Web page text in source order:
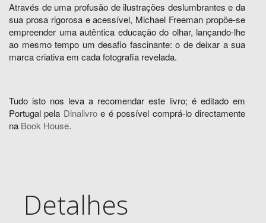
Através de uma profusão de ilustrações deslumbrantes e da
sua prosa rigorosa e acessível, Michael Freeman propõe-se
empreender uma autêntica educação do olhar, lançando-lhe
ao mesmo tempo um desafio fascinante: o de deixar a sua
marca criativa em cada fotografia revelada.
Tudo isto nos leva a recomendar este livro; é editado em
Portugal pela Dinalivroe é possível comprá-lo directamente
na Book House.
Detalhes